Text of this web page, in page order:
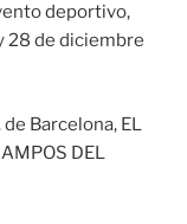
deportivo,
28 de diciembre
Barcelona, EL
DEL